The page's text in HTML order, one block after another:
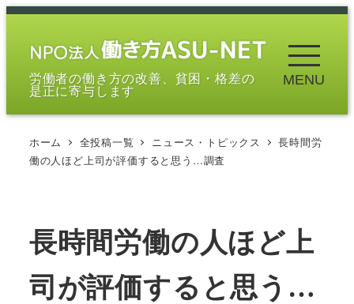
メ
労働者の働き方の改善、貧困・格差の
是正に寄与します
MENU
ホーム 全投稿一覧 ニュース・トピックス
長時間労
働の人ほど上司が評価すると思う…調査
長時間労働の人ほど上
司が評価すると思う…